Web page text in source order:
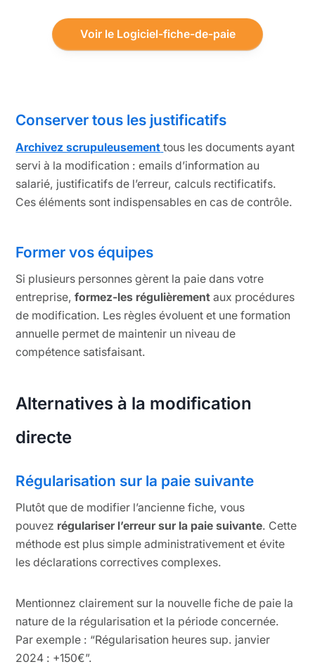
Voir le Logiciel-fiche-de-paie
Conserver tous les justificatifs
Archivez scrupuleusement tous les documents ayant
servi à la modification : emails d’information au
salarié, justificatifs de l’erreur, calculs rectificatifs.
Ces éléments sont indispensables en cas de contrôle.
Former vos équipes
Si plusieurs personnes gèrent la paie dans votre
entreprise,formez-les régulièrement aux procédures
de modification. Les règles évoluent et une formation
annuelle permet de maintenir un niveau de
compétence satisfaisant.
Alternatives à la modification
directe
Régularisation sur la paie suivante
Plutôt que de modifier l’ancienne fiche, vous
pouvez régulariser l’erreur sur la paie suivante. Cette
méthode est plus simple administrativement et évite
les déclarations correctives complexes.
Mentionnez clairement sur la nouvelle fiche de paie la
nature de la régularisation et la période concernée.
Par exemple : “Régularisation heures sup. janvier
2024 : +150€”.